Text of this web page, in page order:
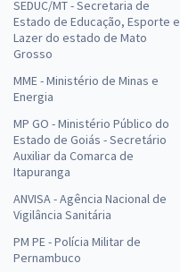
SEDUC/MT - Secretaria de
Estado de Educação, Esporte e
Lazer do estado de Mato
Grosso
MME - Ministério de Minas e
Energia
MP GO - Ministério Público do
Estado de Goiás - Secretário
Auxiliar da Comarca de
Itapuranga
ANVISA - Agência Nacional de
Vigilância Sanitária
PM PE - Polícia Militar de
Pernambuco